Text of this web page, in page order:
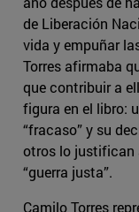
de Liberación
vida y empuñar
Torres afirmaba
que contribuir a
figura en el libro:
“fracaso” y su
otros lo justifican
“guerra justa”.
Camilo Torres